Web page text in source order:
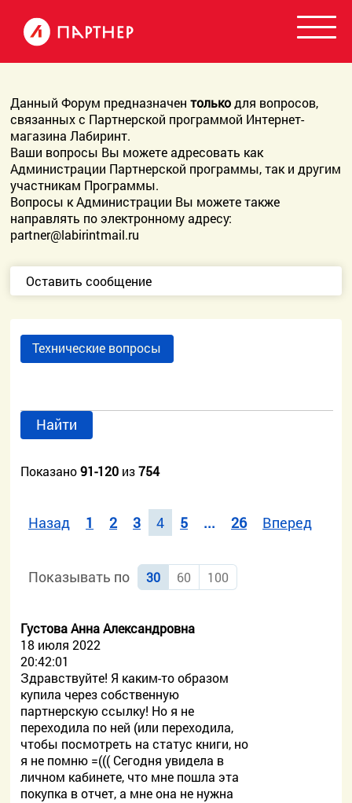
Данный Форум предназначентолькодля вопросов,
связанных с Партнерской программой Интернет-
магазина Лабиринт.
Ваши вопросы Вы можете адресовать как
Администрации Партнерской программы, так и другим
участникам Программы.
Вопросы к Администрации Вы можете также
направлять по электронному адресу:
partner@labirintmail.ru
Оставить сообщение
Технические вопросы
Найти
Показано91-120 из754
Назад 1 2 3 4 5 ... 26 Вперед
Показывать по 30 60 100
Густова Анна Александровна
18 июля 2022
20:42:01
Здравствуйте! Я каким-то образом
купила через собственную
партнерскую ссылку! Но я не
переходила по ней (или переходила,
чтобы посмотреть на статус книги, но
я не помню =((( Сегодня увидела в
личном кабинете, что мне пошла эта
покупка в отчет, а мне она не нужна